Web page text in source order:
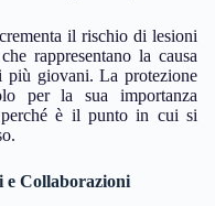
il rischio di lesioni
rappresentano la causa
più giovani. La protezione
per la sua importanza
perché è il punto in cui si
e Collaborazioni